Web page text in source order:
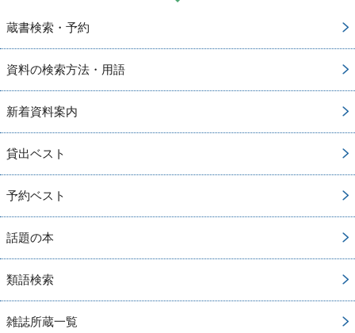
蔵書検索・予約
資料の検索方法・用語
新着資料案内
貸出ベスト
予約ベスト
話題の本
類語検索
雑誌所蔵一覧